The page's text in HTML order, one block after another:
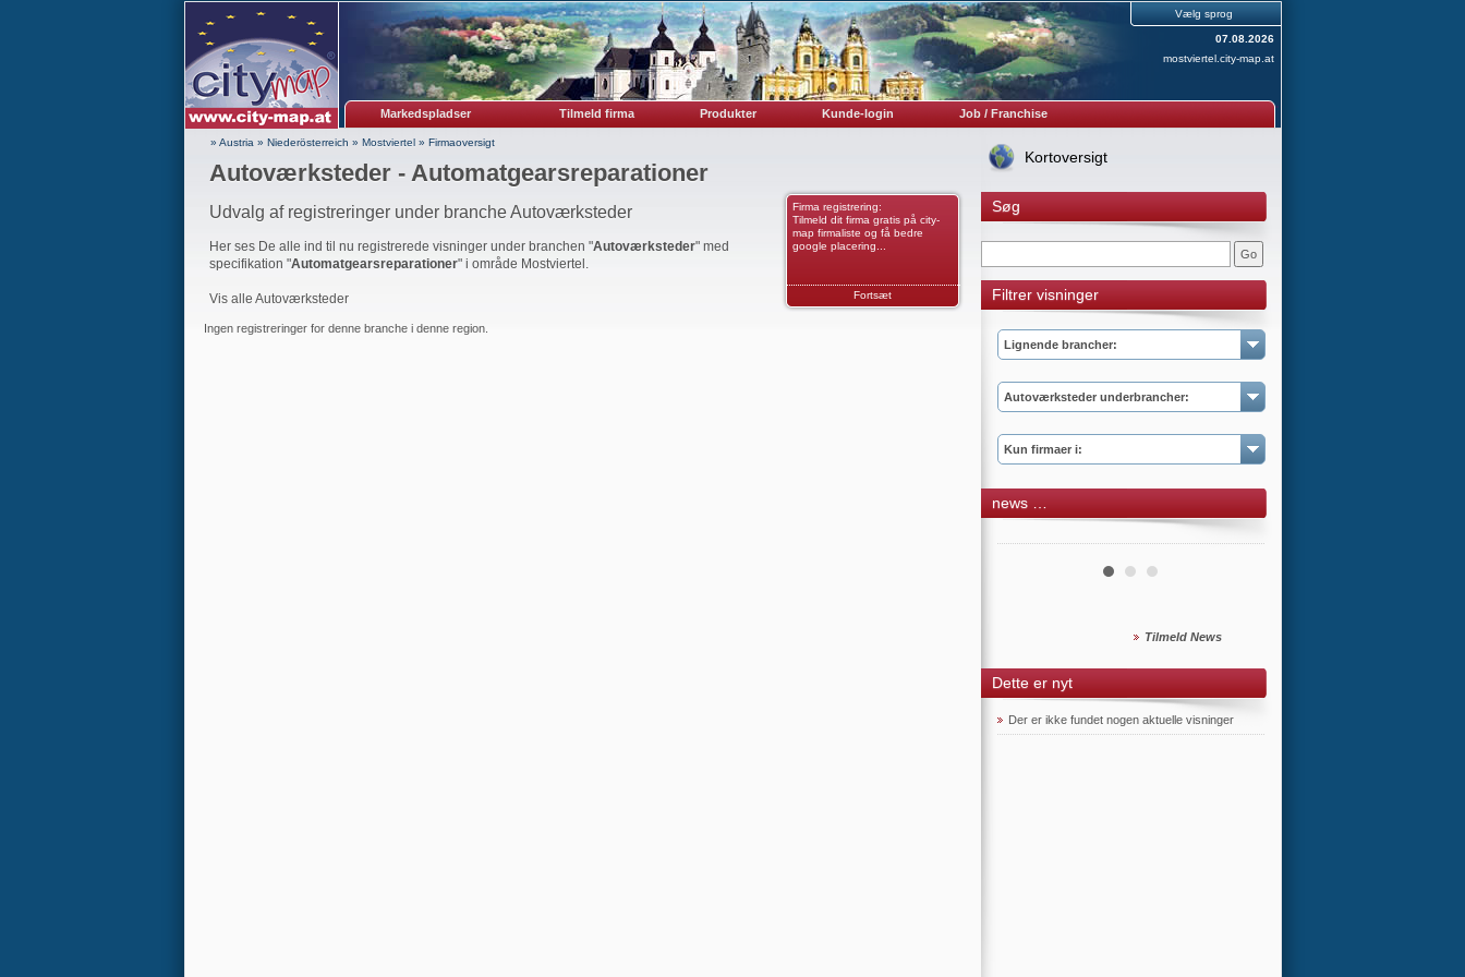
Vælg sprog
07.08.2026
mostviertel.city-map.at
Markedspladser Tilmeld firma Produkter Kunde-login Job / Franchise
» Austria » Niederösterreich » Mostviertel» Firmaoversigt
Autoværksteder - Automatgearsreparationer
Udvalg af registreringer under branche Autoværksteder
Firma registrering:
Tilmeld dit firma gratis på city-
map firmaliste og få bedre
google placering...
Fortsæt
Her ses De alle ind til nu registrerede visninger under branchen "Autoværksteder" med
specifikation "Automatgearsreparationer" i område Mostviertel.
Vis alle Autoværksteder
Ingen registreringer for denne branche i denne region.
Kortoversigt
Søg
Filtrer visninger
Lignende brancher:
Autoværksteder underbrancher:
Kun firmaer i:
news …
Tilmeld News
Dette er nyt
Der er ikke fundet nogen aktuelle visninger